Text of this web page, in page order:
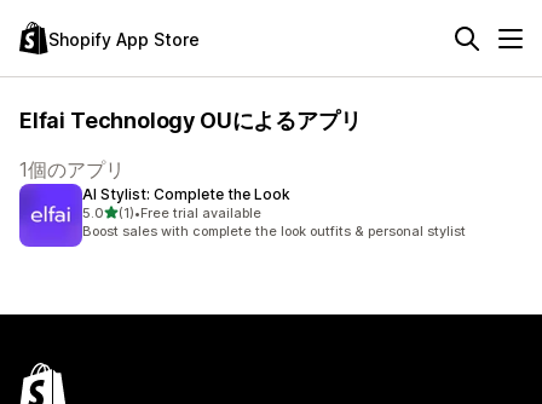
Shopify App Store
Elfai Technology OUによるアプリ
1個のアプリ
AI Stylist: Complete the Look
5.05つ星中
(1)
合計レビュー数：1件
•Free trial available
Boost sales with complete the look outfits & personal stylist